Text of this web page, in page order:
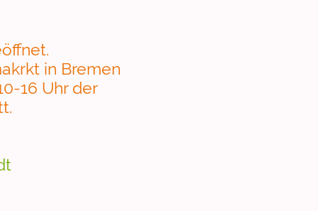
in Bremen
16 Uhr der